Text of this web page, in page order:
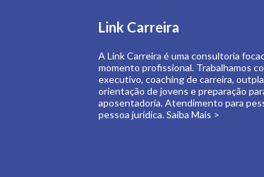
A Link Carreira é uma consultoria
momento profissional. Trabalhamos
orientação de jovens e preparação
aposentadoria. Atendimento para
pessoa jurídica.Saiba Mais >